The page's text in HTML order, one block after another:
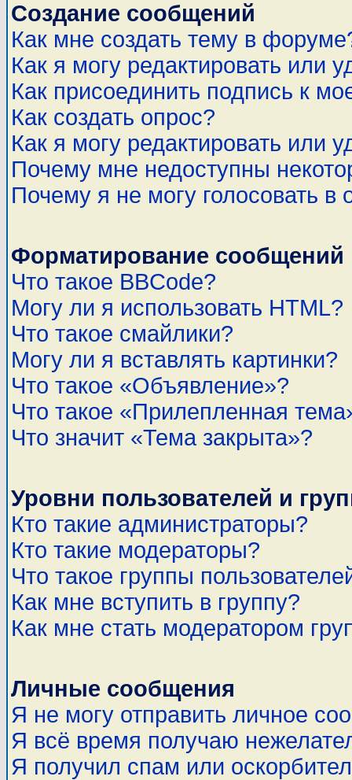
Создание сообщений
Как мне создать тему в
Как я могу редактировать или
Как присоединить подпись к
Как создать опрос?
Как я могу редактировать или
Почему мне недоступны
Почему я не могу голосовать в
Форматирование
Что такое BBCode?
Могу ли я использовать HTML?
Что такое смайлики?
Могу ли я вставлять картинки?
Что такое «Объявление»?
Что такое «Прилепленная
Что значит «Тема закрыта»?
Уровни пользователей и
Кто такие администраторы?
Кто такие модераторы?
Что такое группы
Как мне вступить в группу?
Как мне стать модератором
Личные сообщения
Я не могу отправить личное
Я всё время получаю
Я получил спам или